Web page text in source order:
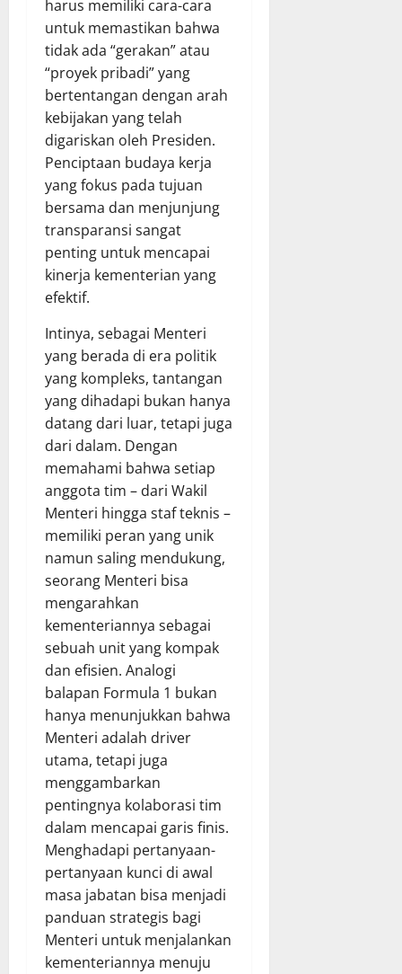
harus memiliki cara-cara
untuk memastikan bahwa
tidak ada “gerakan” atau
“proyek pribadi” yang
bertentangan dengan arah
kebijakan yang telah
digariskan oleh Presiden.
Penciptaan budaya kerja
yang fokus pada tujuan
bersama dan menjunjung
transparansi sangat
penting untuk mencapai
kinerja kementerian yang
efektif.
Intinya, sebagai Menteri
yang berada di era politik
yang kompleks, tantangan
yang dihadapi bukan hanya
datang dari luar, tetapi juga
dari dalam. Dengan
memahami bahwa setiap
anggota tim – dari Wakil
Menteri hingga staf teknis –
memiliki peran yang unik
namun saling mendukung,
seorang Menteri bisa
mengarahkan
kementeriannya sebagai
sebuah unit yang kompak
dan efisien. Analogi
balapan Formula 1 bukan
hanya menunjukkan bahwa
Menteri adalah driver
utama, tetapi juga
menggambarkan
pentingnya kolaborasi tim
dalam mencapai garis finis.
Menghadapi pertanyaan-
pertanyaan kunci di awal
masa jabatan bisa menjadi
panduan strategis bagi
Menteri untuk menjalankan
kementeriannya menuju